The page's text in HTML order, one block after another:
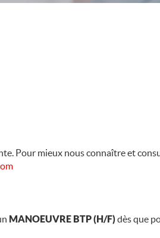
Pour mieux nous connaître et
MANOEUVRE BTP (H/F)dès que